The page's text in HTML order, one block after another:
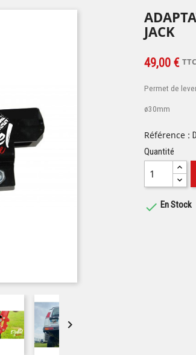

JACK
49,00 € TTC
Permet de
ø30mm
Référence :
Quantité
 En Stock